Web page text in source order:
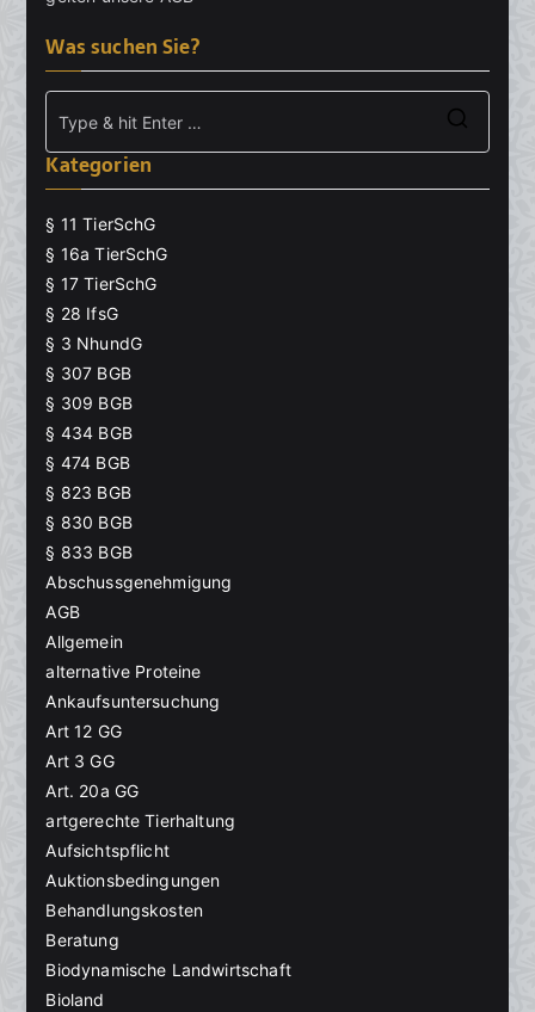
Was suchen Sie?
Kategorien
§ 11 TierSchG
§ 16a TierSchG
§ 17 TierSchG
§ 28 IfsG
§ 3 NhundG
§ 307 BGB
§ 309 BGB
§ 434 BGB
§ 474 BGB
§ 823 BGB
§ 830 BGB
§ 833 BGB
Abschussgenehmigung
AGB
Allgemein
alternative Proteine
Ankaufsuntersuchung
Art 12 GG
Art 3 GG
Art. 20a GG
artgerechte Tierhaltung
Aufsichtspflicht
Auktionsbedingungen
Behandlungskosten
Beratung
Biodynamische Landwirtschaft
Bioland